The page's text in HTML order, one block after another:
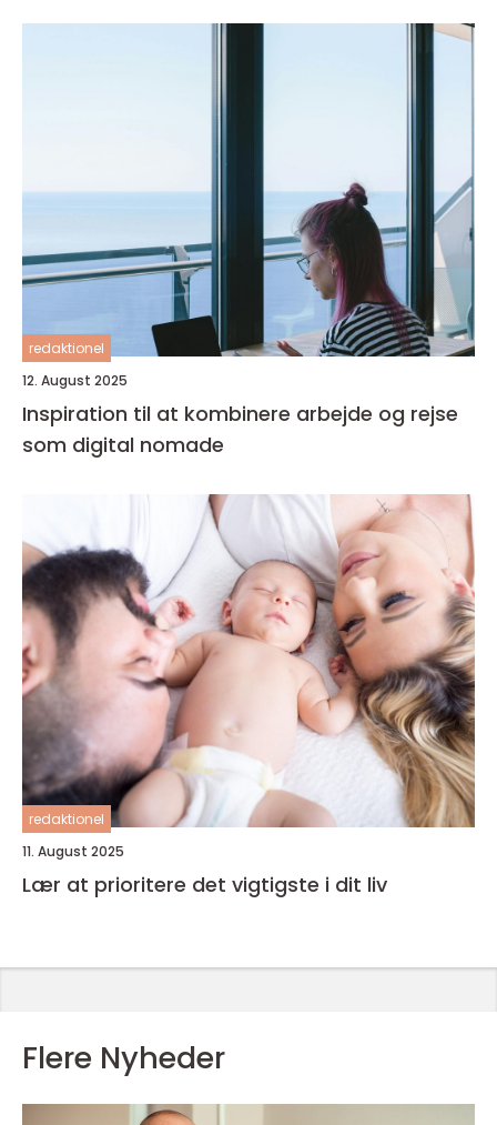
redaktionel
12. August 2025
Inspiration til at kombinere arbejde og rejse
som digital nomade
redaktionel
11. August 2025
Lær at prioritere det vigtigste i dit liv
Flere Nyheder